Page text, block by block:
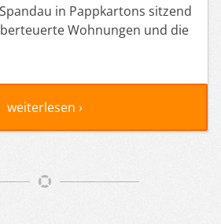
in Pappkartons sitzend
Wohnungen und die
weiterlesen ›